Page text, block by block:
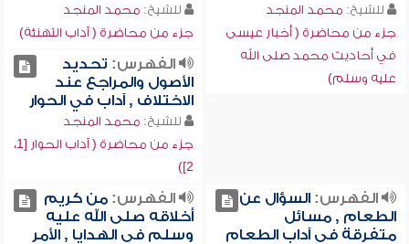
للشيخ: محمد المنجد
جزء من محاضرة ( أخبار عيسى
في أحاديث محمد صلى الله
عليه وسلم)
للشيخ: محمد المنجد
جزء من محاضرة ( آداب التهنئة)
الفهرس: تحديد
الأصول والمراجع عند
الاختلاف , آداب في الحوار
للشيخ: محمد المنجد
جزء من محاضرة ( آداب الحوار [1،
2])
الفهرس:السؤال عن
الطعام , مسائل
متفرقة في آداب الطعام
الفهرس:من كريم
أخلاقه صلى الله عليه
وسلم في الهدايا , الأمر